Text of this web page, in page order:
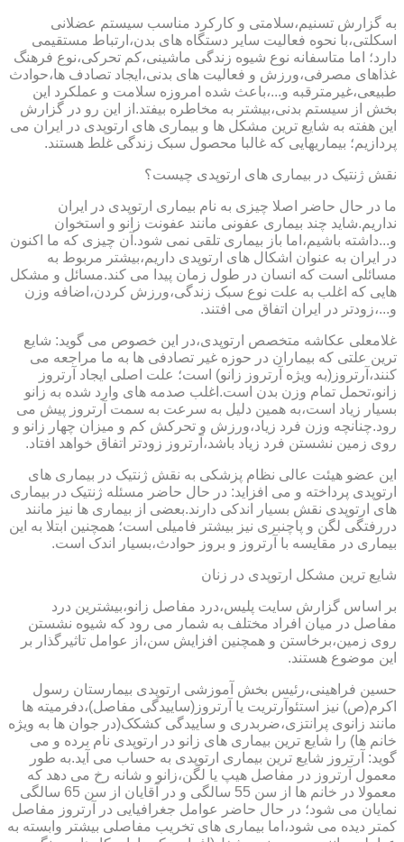
به گزارش تسنیم،سلامتی و کارکرد مناسب سیستم عضلانی
اسکلتی،با نحوه فعالیت سایر دستگاه های بدن،ارتباط مستقیمی
دارد؛ اما متاسفانه نوع شیوه زندگی ماشینی،کم تحرکی،نوع فرهنگ
غذاهای مصرفی،ورزش و فعالیت های بدنی،ایجاد تصادف ها،حوادث
طبیعی،غیرمترقبه و...،باعث شده امروزه سلامت و عملکرد این
بخش از سیستم بدنی،بیشتر به مخاطره بیفتد.از این رو در گزارش
این هفته به شایع ترین مشکل ها و بیماری های ارتوپدی در ایران می
پردازیم؛ بیماریهایی که غالبا محصول سبک زندگی غلط هستند.
نقش ژنتیک در بیماری های ارتوپدی چیست؟
ما در حال حاضر اصلا چیزی به نام بیماری ارتوپدی در ایران
نداریم.شاید چند بیماری عفونی مانند عفونت زانو و استخوان
و...داشته باشیم،اما باز بیماری تلقی نمی شود.آن چیزی که ما اکنون
در ایران به عنوان اشکال های ارتوپدی داریم،بیشتر مربوط به
مسائلی است که انسان در طول زمان پیدا می کند.مسائل و مشکل
هایی که اغلب به علت نوع سبک زندگی،ورزش کردن،اضافه وزن
و...،زودتر در ایران اتفاق می افتند.
غلامعلی عکاشه متخصص ارتوپدی،در این خصوص می گوید: شایع
ترین علتی که بیماران در حوزه غیر تصادفی ها به ما مراجعه می
کنند،آرتروز(به ویژه آرتروز زانو) است؛ علت اصلی ایجاد آرتروز
زانو،تحمل تمام وزن بدن است.اغلب صدمه های وارد شده به زانو
بسیار زیاد است،به همین دلیل به سرعت به سمت آرتروز پیش می
رود.چنانچه وزن فرد زیاد،ورزش و تحرکش کم و میزان چهار زانو و
روی زمین نشستن فرد زیاد باشد،آرتروز زودتر اتفاق خواهد افتاد.
این عضو هیئت عالی نظام پزشکی به نقش ژنتیک در بیماری های
ارتوپدی پرداخته و می افزاید: در حال حاضر مسئله ژنتیک در بیماری
های ارتوپدی نقش بسیار اندکی دارند.بعضی از بیماری ها نیز مانند
دررفتگی لگن و پاچنبری نیز بیشتر فامیلی است؛ همچنین ابتلا به این
بیماری در مقایسه با آرتروز و بروز حوادث،بسیار اندک است.
شایع ترین مشکل ارتوپدی در زنان
بر اساس گزارش سایت پلیس،درد مفاصل زانو،بیشترین درد
مفاصل در میان افراد مختلف به شمار می رود که شیوه نشستن
روی زمین،برخاستن و همچنین افزایش سن،از عوامل تاثیرگذار بر
این موضوع هستند.
حسین فراهینی،رئیس بخش آموزشی ارتوپدی بیمارستان رسول
اکرم(ص) نیز استئوآرتریت یا آرتروز(ساییدگی مفاصل)،دفرمیته ها
مانند زانوی پرانتزی،ضربدری و ساییدگی کشکک(در جوان ها به ویژه
خانم ها) را شایع ترین بیماری های زانو در ارتوپدی نام برده و می
گوید: آرتروز شایع ترین بیماری ارتوپدی به حساب می آید.به طور
معمول آرتروز در مفاصل هیپ یا لگن،زانو و شانه رخ می دهد که
معمولا در خانم ها از سن 55 سالگی و در آقایان از سن 65 سالگی
نمایان می شود؛ در حال حاضر عوامل جغرافیایی در آرتروز مفاصل
کمتر دیده می شود،اما بیماری های تخریب مفاصلی بیشتر وابسته به